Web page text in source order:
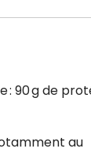
: 90 g de
au